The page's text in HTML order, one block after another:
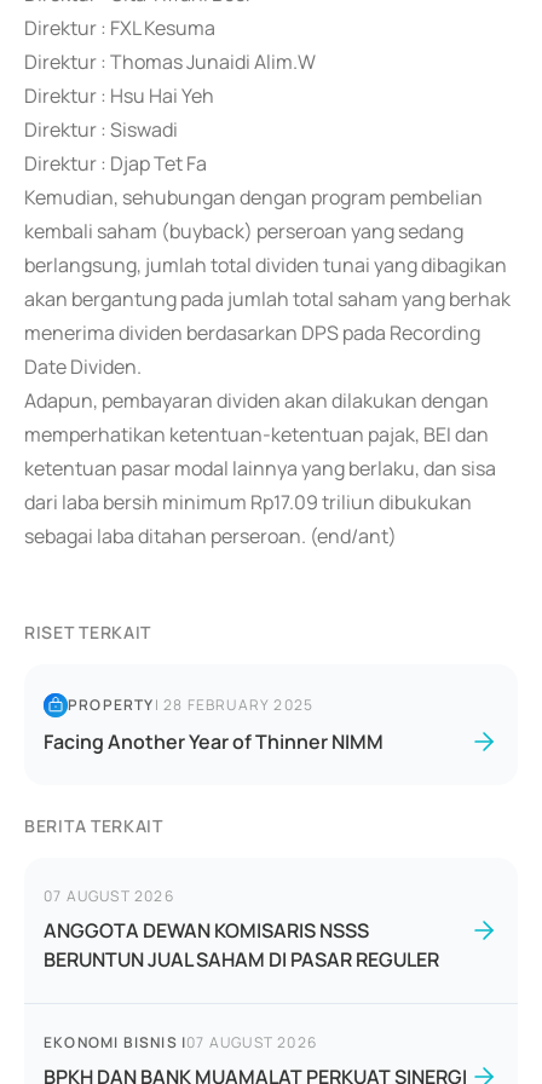
Direktur : FXL Kesuma
Direktur : Thomas Junaidi Alim.W
Direktur : Hsu Hai Yeh
Direktur : Siswadi
Direktur : Djap Tet Fa
Kemudian, sehubungan dengan program pembelian
kembali saham (buyback) perseroan yang sedang
berlangsung, jumlah total dividen tunai yang dibagikan
akan bergantung pada jumlah total saham yang berhak
menerima dividen berdasarkan DPS pada Recording
Date Dividen.
Adapun, pembayaran dividen akan dilakukan dengan
memperhatikan ketentuan-ketentuan pajak, BEI dan
ketentuan pasar modal lainnya yang berlaku, dan sisa
dari laba bersih minimum Rp17.09 triliun dibukukan
sebagai laba ditahan perseroan. (end/ant)
RISET TERKAIT
PROPERTY|28 FEBRUARY 2025
Facing Another Year of Thinner NIMM
BERITA TERKAIT
07 AUGUST 2026
ANGGOTA DEWAN KOMISARIS NSSS
BERUNTUN JUAL SAHAM DI PASAR REGULER
EKONOMI BISNIS |07 AUGUST 2026
BPKH DAN BANK MUAMALAT PERKUAT SINERGI